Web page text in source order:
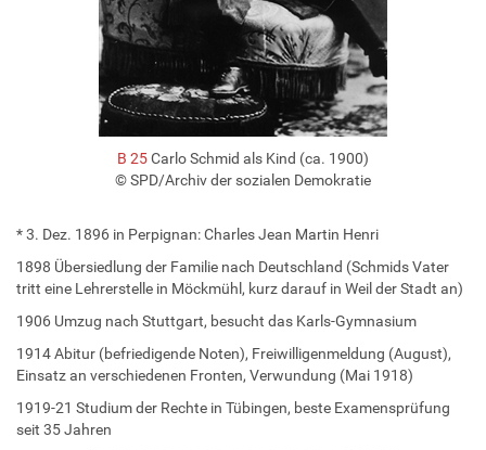
B 25Carlo Schmid als Kind (ca. 1900)
© SPD/Archiv der sozialen Demokratie
* 3. Dez. 1896 in Perpignan: Charles Jean Martin Henri
1898 Übersiedlung der Familie nach Deutschland (Schmids Vater
tritt eine Lehrerstelle in Möckmühl, kurz darauf in Weil der Stadt an)
1906 Umzug nach Stuttgart, besucht das Karls-Gymnasium
1914 Abitur (befriedigende Noten), Freiwilligenmeldung (August),
Einsatz an verschiedenen Fronten, Verwundung (Mai 1918)
1919-21 Studium der Rechte in Tübingen, beste Examensprüfung
seit 35 Jahren